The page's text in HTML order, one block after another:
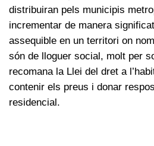
distribuiran pels municipis
incrementar de manera
assequible en un territori on
són de lloguer social, molt per
recomana la Llei del dret a
contenir els preus i donar
residencial.